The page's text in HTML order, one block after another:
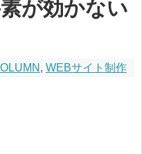
が効かない
, WEBサイト制作